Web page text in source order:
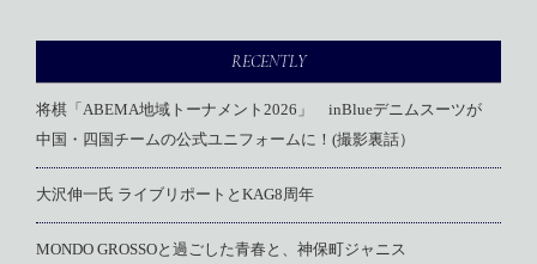
RECENTLY
将棋「ABEMA地域トーナメント2026」 inBlueデニムスーツが
中国・四国チームの公式ユニフォームに！(撮影裏話）
大沢伸一氏 ライブリポートとKAG8周年
MONDO GROSSOと過ごした青春と、神保町ジャニス